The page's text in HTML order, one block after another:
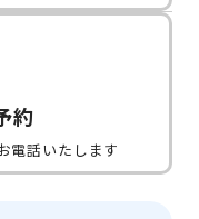
約
電話いたします